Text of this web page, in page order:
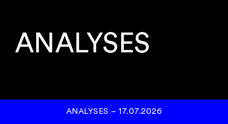
ANALYSES
ANALYSES – 17.07.2026